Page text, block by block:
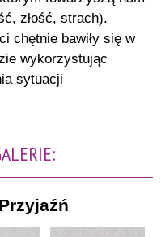
złość, strach).
chętnie bawiły się w
wykorzystując
sytuacji